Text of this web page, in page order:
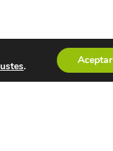
. Aceptar